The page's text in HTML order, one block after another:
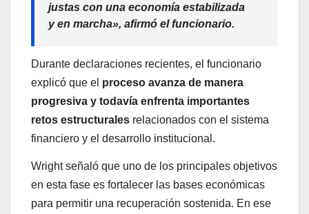
justas con una economía estabilizada
y en marcha», afirmó el funcionario.
Durante declaraciones recientes, el funcionario
explicó que el proceso avanza de manera
progresiva y todavía enfrenta importantes
retos estructurales relacionados con el sistema
financiero y el desarrollo institucional.
Wright señaló que uno de los principales objetivos
en esta fase es fortalecer las bases económicas
para permitir una recuperación sostenida. En ese